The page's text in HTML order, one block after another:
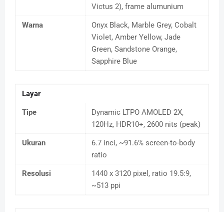
Victus 2), frame alumunium
Warna
Onyx Black, Marble Grey, Cobalt
Violet, Amber Yellow, Jade
Green, Sandstone Orange,
Sapphire Blue
Layar
Tipe
Dynamic LTPO AMOLED 2X,
120Hz, HDR10+, 2600 nits (peak)
Ukuran
6.7 inci, ~91.6% screen-to-body
ratio
Resolusi
1440 x 3120 pixel, ratio 19.5:9,
~513 ppi